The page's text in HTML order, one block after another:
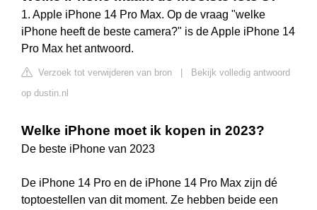
1. Apple iPhone 14 Pro Max. Op de vraag "welke
iPhone heeft de beste camera?" is de Apple iPhone 14
Pro Max het antwoord.
Verzoek tot verwijderen van bron
Bekijk volledig antwoord
op dustin.nl
Welke iPhone moet ik kopen in 2023?
De beste iPhone van 2023
De iPhone 14 Pro en de iPhone 14 Pro Max zijn dé
toptoestellen van dit moment. Ze hebben beide een